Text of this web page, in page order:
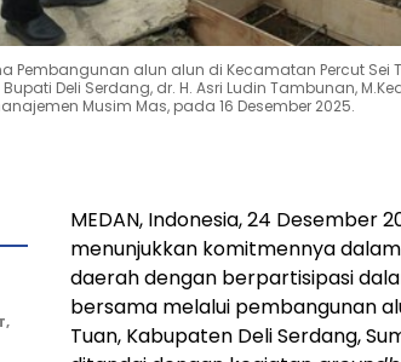
Pembangunan alun alun di Kecamatan Percut Sei
Deli Serdang, dr. H. Asri Ludin Tambunan,
Musim Mas, pada 16 Desember 2025.
MEDAN, Indonesia, 24 Desember
menunjukkan komitmennya
daerah dengan berpartisipasi
bersama melalui pembangunan
Tuan, Kabupaten Deli Serdang,